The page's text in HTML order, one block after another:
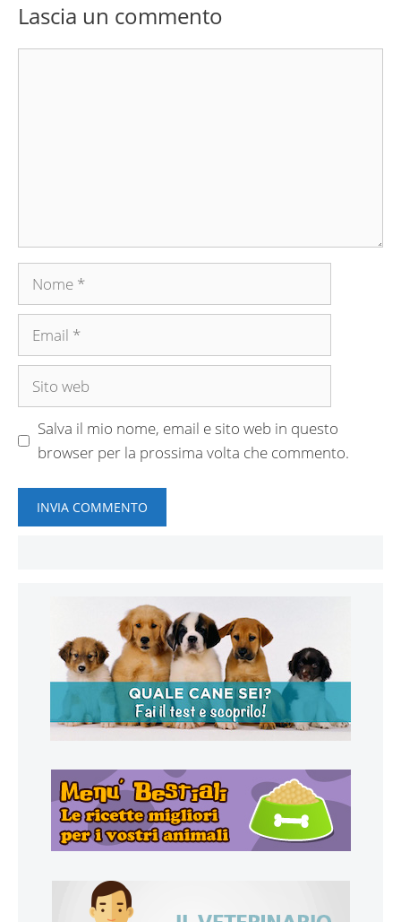
Lascia un commento
Nome
Email
Sito
Salva il mio nome, email e sito web in questo
browser per la prossima volta che commento.